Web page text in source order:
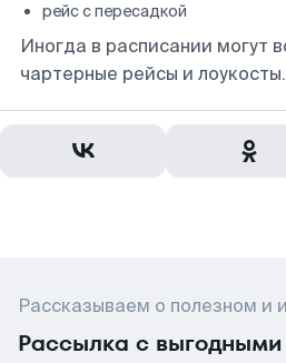
рейс с пересадкой
Иногда в расписании могут
чартерные рейсы и лоукосты.
Рассказываем о полезном и
Рассылка с